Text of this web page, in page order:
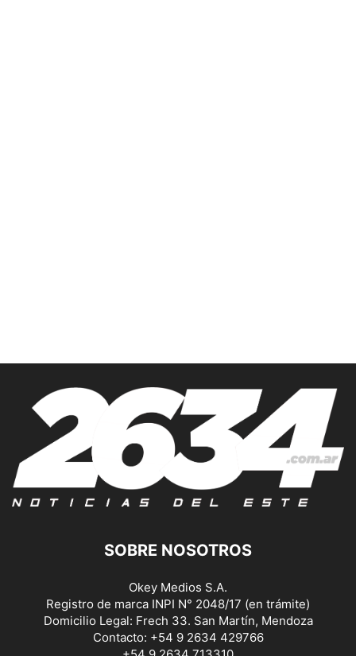
SOBRE NOSOTROS
Okey Medios S.A.
Registro de marca INPI N° 2048/17 (en trámite)
Domicilio Legal: Frech 33. San Martín, Mendoza
Contacto: +54 9 2634 429766